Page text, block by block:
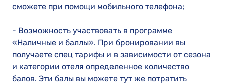
сможете при помощи мобильного телефона;
- Возможность участвовать в программе
«Наличные и баллы». При бронировании вы
получаете спец тарифы и в зависимости от сезона
и категории отеля определенное количество
балов. Эти балы вы можете тут же потратить